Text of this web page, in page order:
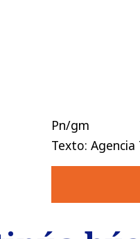
Pn/gm
Texto: Agencia